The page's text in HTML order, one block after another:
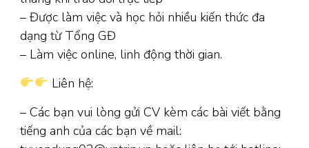
– Được làm việc và học hỏi nhiều kiến thức đa
dạng từ Tổng GĐ
– Làm việc online, linh động thời gian.
Liên hệ:
– Các bạn vui lòng gửi CV kèm các bài viết bằng
tiếng anh của các bạn về mail: